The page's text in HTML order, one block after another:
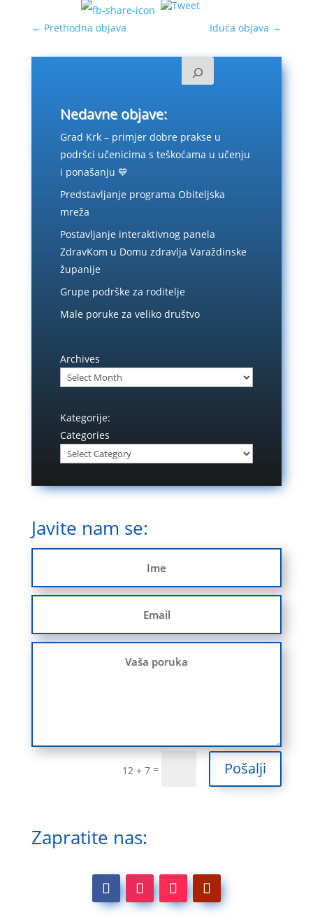
← Prethodna objava Iduća objava →
Nedavne objave:
Grad Krk – primjer dobre prakse u
podršci učenicima s teškoćama u učenju
i ponašanju 💙
Predstavljanje programa Obiteljska
mreža
Postavljanje interaktivnog panela
ZdravKom u Domu zdravlja Varaždinske
županije
Grupe podrške za roditelje
Male poruke za veliko društvo
Archives
Kategorije:
Categories
Javite nam se:
12 + 7 = Pošalji
Zapratite nas: